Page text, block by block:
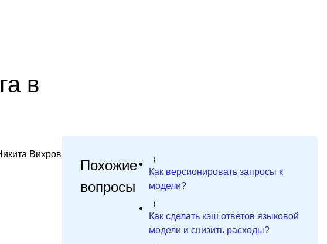
в
Вихров
Похожие
вопросы
Как версионировать запросы к
модели?
Как сделать кэш ответов языковой
модели и снизить расходы?